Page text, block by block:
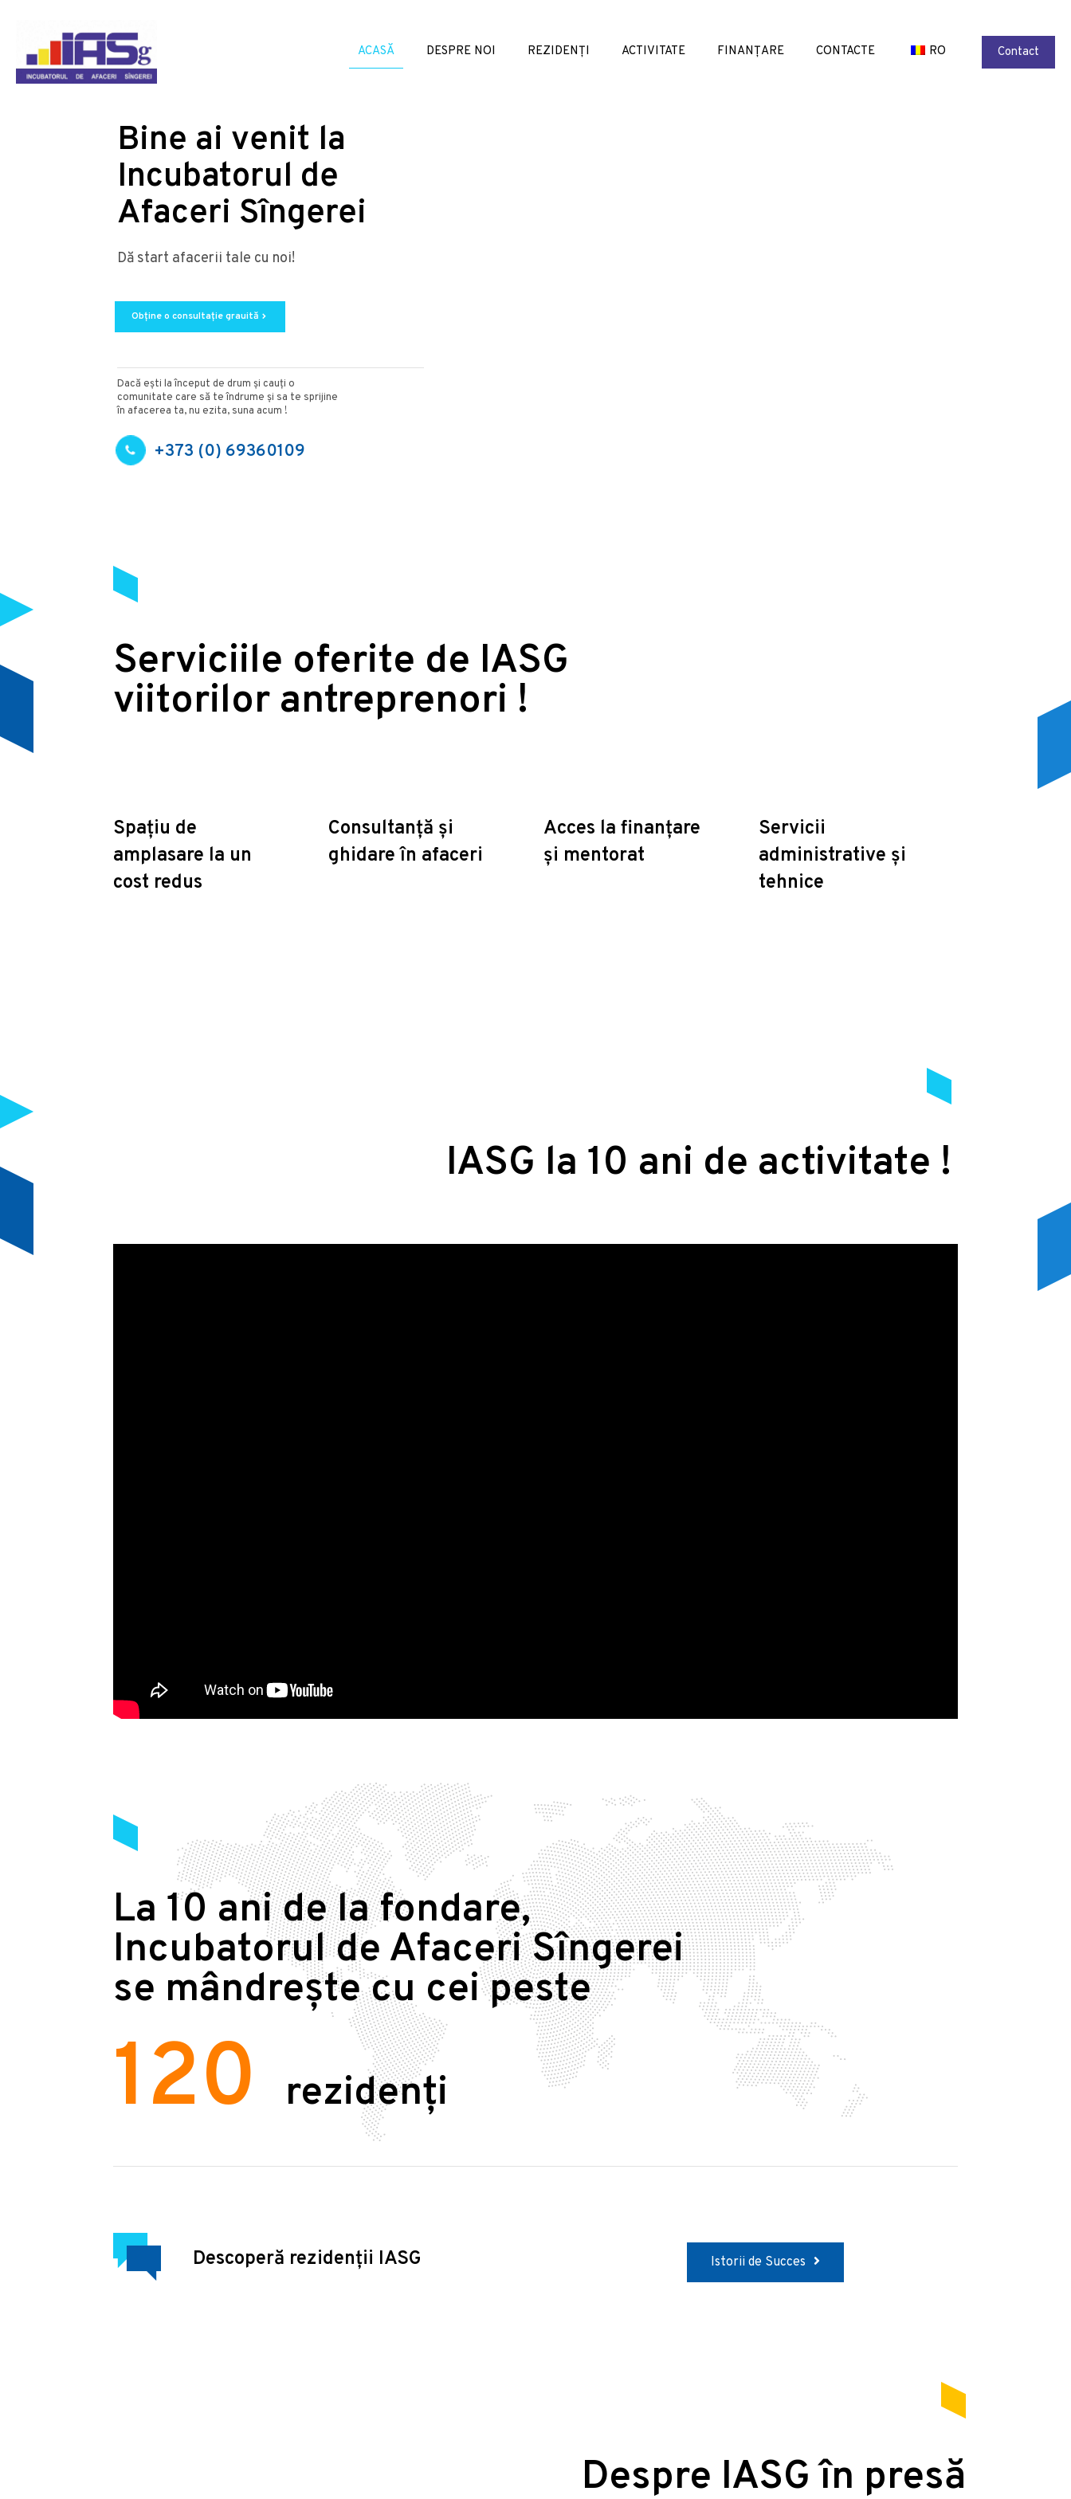
ACASĂ DESPRE NOI REZIDENȚI ACTIVITATE FINANȚARE CONTACTE RO Contact
Dacă ești la început de drum și cauți o
comunitate care să te îndrume și sa te sprijine
în afacerea ta, nu ezita, suna acum !
Bine ai venit la
Incubatorul de
Afaceri Sîngerei
Dă start afacerii tale cu noi!
+373 (0) 69360109
Obține o consultație grauită chevron_right
Serviciile oferite de IASG
viitorilor antreprenori !
Spațiu de
amplasare la un
cost redus
Consultanță și
ghidare în afaceri
Acces la finanțare
și mentorat
Servicii
administrative și
tehnice
IASG la 10 ani de activitate !
La 10 ani de la fondare,
Incubatorul de Afaceri Sîngerei
se mândrește cu cei peste
120 rezidenți
Descoperă rezidenții IASG Istorii de Succes
Despre IASG în presă